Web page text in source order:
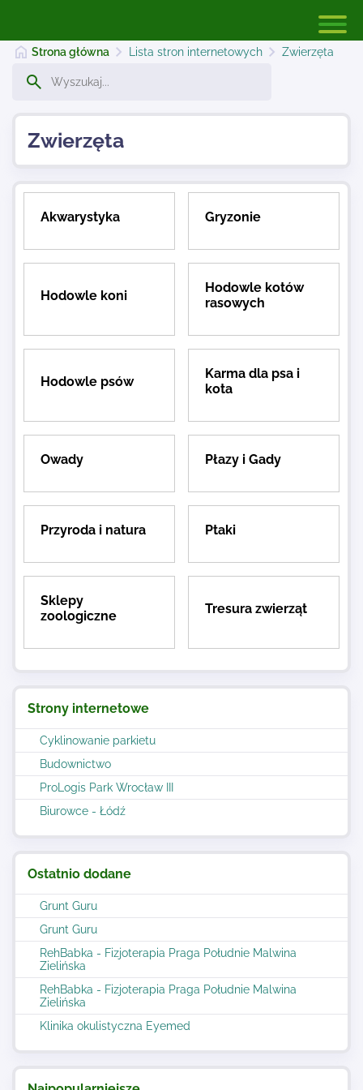
Dodaj stronę
Kontakt
Strona główna Lista stron internetowych Zwierzęta
Strony internetowe
Cyklinowanie parkietu
Budownictwo
ProLogis Park Wrocław III
Biurowce - Łódź
Ostatnio dodane
Grunt Guru
Grunt Guru
RehBabka - Fizjoterapia Praga Południe Malwina
Zielińska
RehBabka - Fizjoterapia Praga Południe Malwina
Zielińska
Klinika okulistyczna Eyemed
Zwierzęta
Akwarystyka Gryzonie
Hodowle koni
Hodowle kotów
rasowych
Hodowle psów
Karma dla psa i
kota
Owady Płazy i Gady
Przyroda i natura Ptaki
Sklepy
zoologiczne
Tresura zwierząt